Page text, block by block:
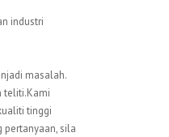
industri
masalah.
teliti.Kami
tinggi
pertanyaan, sila